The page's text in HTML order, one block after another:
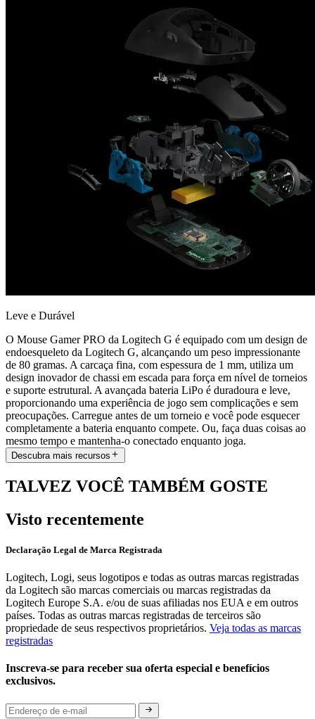
Leve e Durável
O Mouse Gamer PRO da Logitech G é equipado com um design de
endoesqueleto da Logitech G, alcançando um peso impressionante
de 80 gramas. A carcaça fina, com espessura de 1 mm, utiliza um
design inovador de chassi em escada para força em nível de torneios
e suporte estrutural. A avançada bateria LiPo é duradoura e leve,
proporcionando uma experiência de jogo sem complicações e sem
preocupações. Carregue antes de um torneio e você pode esquecer
completamente a bateria enquanto compete. Ou, faça duas coisas ao
mesmo tempo e mantenha-o conectado enquanto joga.
Descubra mais recursos
TALVEZ VOCÊ TAMBÉM GOSTE
Visto recentemente
Declaração Legal de Marca Registrada
Logitech, Logi, seus logotipos e todas as outras marcas registradas
da Logitech são marcas comerciais ou marcas registradas da
Logitech Europe S.A. e/ou de suas afiliadas nos EUA e em outros
países. Todas as outras marcas registradas de terceiros são
propriedade de seus respectivos proprietários. Veja todas as marcas
registradas
Inscreva-se para receber sua oferta especial e benefícios
exclusivos.